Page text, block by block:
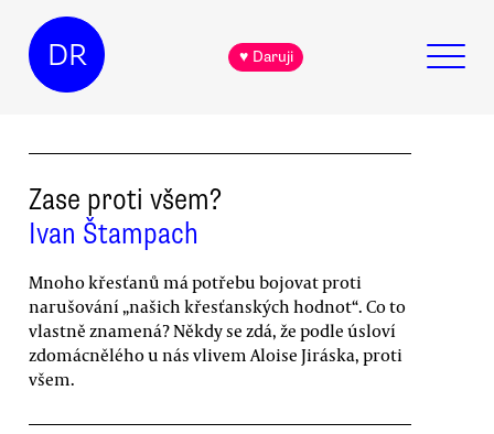
DR ♥ Daruji
Zase proti všem?
Ivan Štampach
Mnoho křesťanů má potřebu bojovat proti
narušování „našich křesťanských hodnot“. Co to
vlastně znamená? Někdy se zdá, že podle úsloví
zdomácnělého u nás vlivem Aloise Jiráska, proti
všem.